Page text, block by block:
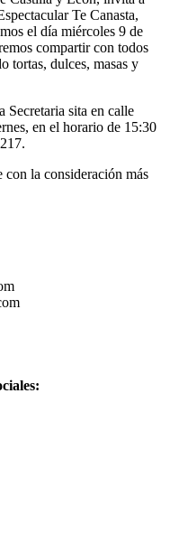
Te Canasta,
el día miércoles 9 de
compartir con todos
tortas, dulces, masas y
Secretaria sita en calle
en el horario de 15:30
con la consideración más